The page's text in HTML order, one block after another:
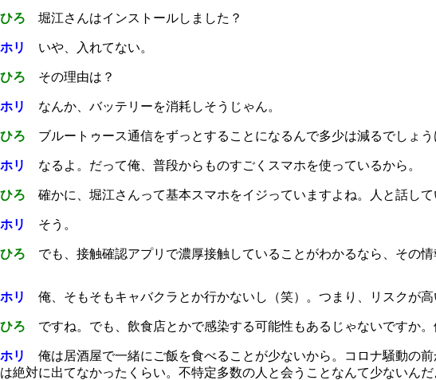
ひろ 堀江さんはインストールしました？
ホリ いや、入れてない。
ひろ その理由は？
ホリ なんか、バッテリーを消耗しそうじゃん。
ひろ ブルートゥース通信をずっとすることになるんで多少は減るでしょ
ホリ なるよ。だって俺、普段からものすごくスマホを使っているから。
ひろ 確かに、堀江さんって基本スマホをイジっていますよね。人と話して
ホリ そう。
ひろ でも、接触確認アプリで濃厚接触していることがわかるなら、その
ホリ 俺、そもそもキャバクラとか行かないし（笑）。つまり、リスクが
ひろ ですね。でも、飲食店とかで感染する可能性もあるじゃないですか
ホリ
俺は居酒屋で一緒にご飯を食べることが少ないから。コロナ騒動の
は絶対に出てなかったくらい。不特定多数の人と会うことなんて少ないんだ